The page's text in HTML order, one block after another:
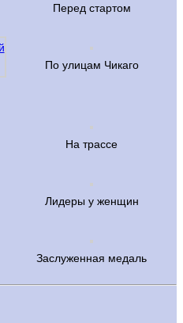
Перед стартом
По улицам Чикаго
На трассе
Лидеры у женщин
Заслуженная медаль